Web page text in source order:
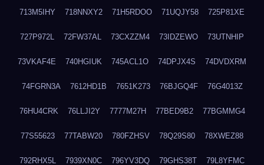
713M5IHY 718NNXY2 71H5RDOO 71UQJY58 725P81XE
727P972L 72FW37AL 73CXZZM4 73IDZEWO 73UTNHIP
73VKAF4E 740HGIUK 745ACL1O 74DPJX4S 74DVDXRM
74FGRN3A 7612HD1B 7651K273 76BJGQ4F 76G4013Z
76HU4CRK 76LLJI2Y 7777M27H 77BED9B2 77BGMMG4
77S55623 77TABW20 780FZHSV 78Q29S80 78XWEZ88
792RHX5L 7939XN0C 796YV3DQ 79GHS38T 79L8YFMC